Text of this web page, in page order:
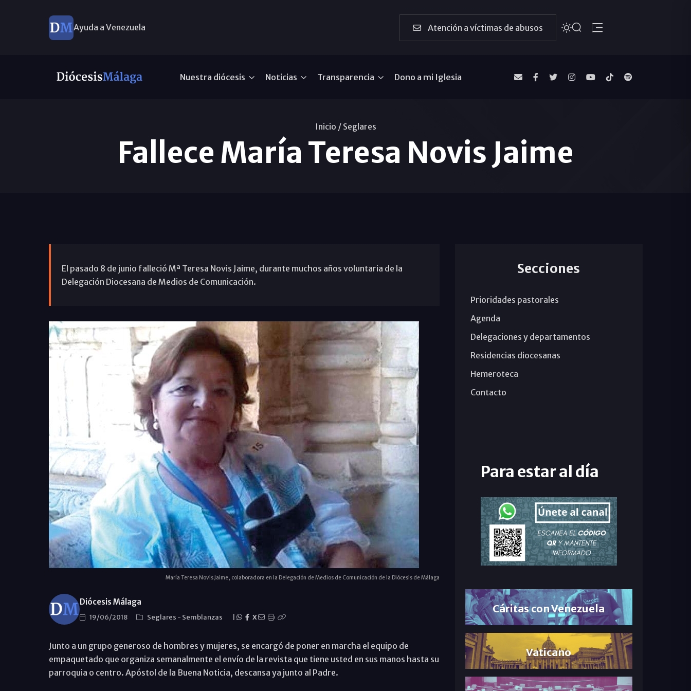
Ayuda a Venezuela Atención a víctimas de abusos
Nuestra diócesis Noticias Transparencia Dono a mi Iglesia
Inicio / Seglares
Fallece María Teresa Novis Jaime
El pasado 8 de junio falleció Mª Teresa Novis Jaime, durante muchos años voluntaria de la
Delegación Diocesana de Medios de Comunicación.
María Teresa Novis Jaime, colaboradora en la Delegación de Medios de Comunicación de la Diócesis de Málaga
Diócesis Málaga
19/06/2018 Seglares - Semblanzas X
Junto a un grupo generoso de hombres y mujeres, se encargó de poner en marcha el equipo de
empaquetado que organiza semanalmente el envío de la revista que tiene usted en sus manos hasta su
parroquia o centro. Apóstol de la Buena Noticia, descansa ya junto al Padre.
Secciones
Prioridades pastorales
Agenda
Delegaciones y departamentos
Residencias diocesanas
Hemeroteca
Contacto
Para estar al día
Cáritas con Venezuela
Vaticano